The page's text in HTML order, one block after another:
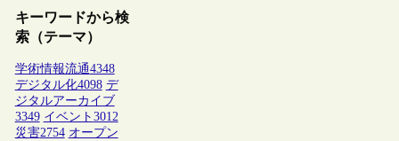
キーワードから検
索（テーマ）
学術情報流通4348
デジタル化4098 デ
ジタルアーカイブ
3349 イベント 3012
災害2754 オープン